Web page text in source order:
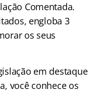
Comentada.
engloba 3
os seus
em destaque
você conhece os